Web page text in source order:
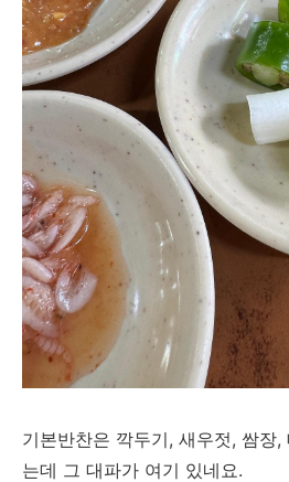
기본반찬은 깍두기, 새우젓, 쌈장
는데 그 대파가 여기 있네요.